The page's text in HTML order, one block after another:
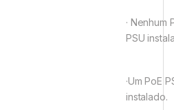
· Nenhum
PSU
·Um PoE
instalado.